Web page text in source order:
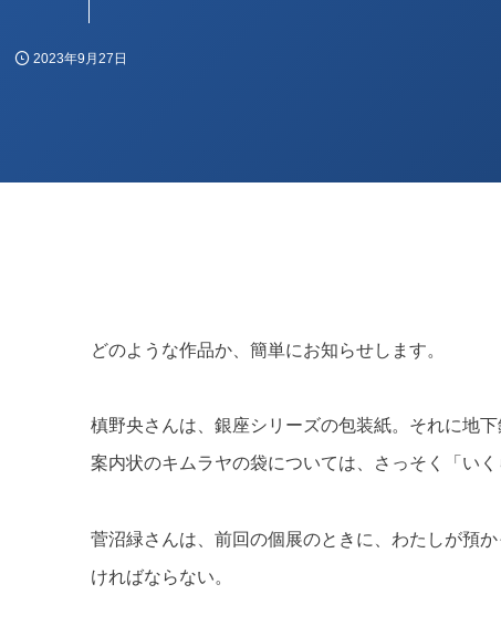
霜田 誠二
2023年9月27日
どのような作品か、簡単にお知らせします。
槙野央さんは、銀座シリーズの包装紙。それに地
案内状のキムラヤの袋については、さっそく「い
菅沼緑さんは、前回の個展のときに、わたしが預
ければならない。